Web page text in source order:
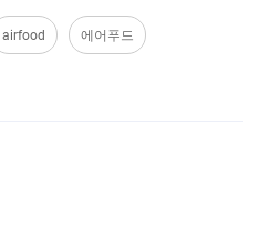
airfood 에어푸드